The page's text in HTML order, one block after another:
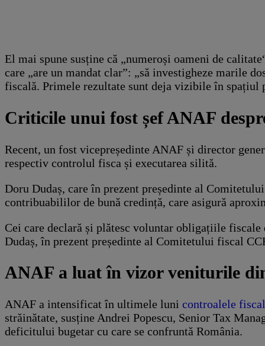
El mai spune susține că „numeroși oameni de
care „are un mandat clar”: „să investigheze marile
fiscală. Primele rezultate sunt deja vizibile în
Criticile unui fost șef ANAF
Recent, un fost vicepreședinte ANAF și director
respectiv controlul fisca și executarea silită.
Doru Dudaș, care în prezent președinte al
contribuabililor de bună credință, care asigură
Cei care declară și plătesc voluntar obligațiile
Dudaș, în prezent președinte al Comitetului fiscal
ANAF a luat în vizor veniturile
ANAF a intensificat în ultimele luni controalele
străinătate, susține Andrei Popescu, Senior Tax
deficitului bugetar cu care se confruntă România.